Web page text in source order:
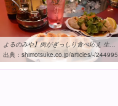
よるのみや】肉がぎっしり食べ応え 生きてる餃子バリス｜とちぎフード ...
出典： shimotsuke.co.jp/articles/-/244995